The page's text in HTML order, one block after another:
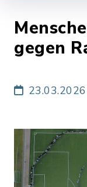
gegen
23.03.2026